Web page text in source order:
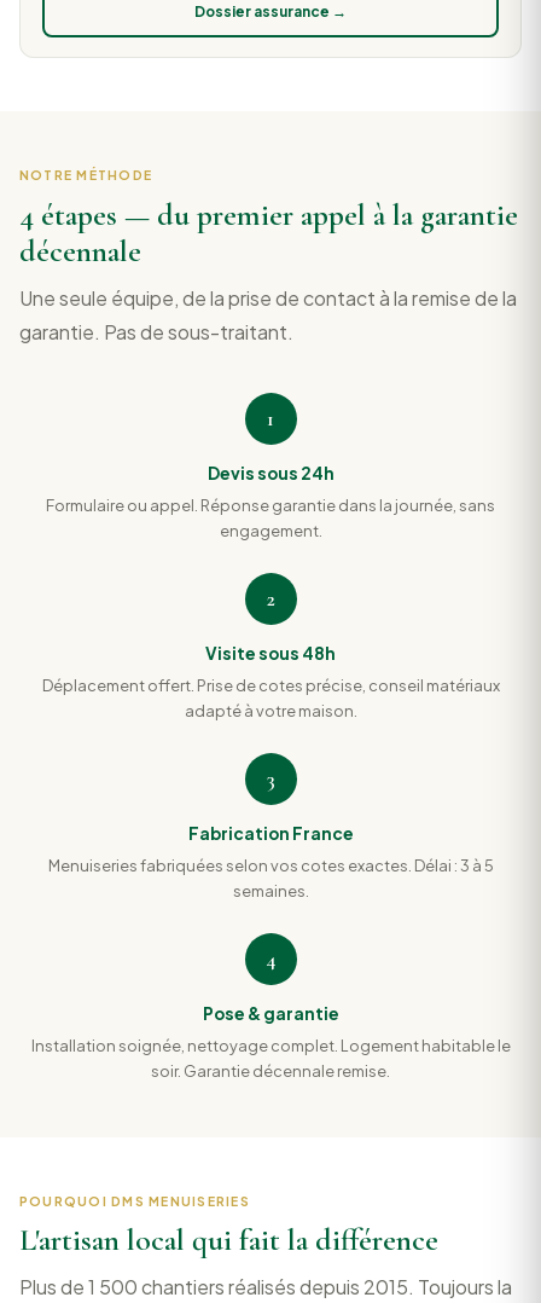
Dossier assurance →
NOTRE MÉTHODE
4 étapes — du premier appel à la garantie
décennale
Une seule équipe, de la prise de contact à la remise de la
garantie. Pas de sous-traitant.
1
Devis sous 24h
Formulaire ou appel. Réponse garantie dans la journée, sans
engagement.
2
Visite sous 48h
Déplacement offert. Prise de cotes précise, conseil matériaux
adapté à votre maison.
3
Fabrication France
Menuiseries fabriquées selon vos cotes exactes. Délai : 3 à 5
semaines.
4
Pose & garantie
Installation soignée, nettoyage complet. Logement habitable le
soir. Garantie décennale remise.
POURQUOI DMS MENUISERIES
L'artisan local qui fait la différence
Plus de 1 500 chantiers réalisés depuis 2015. Toujours la